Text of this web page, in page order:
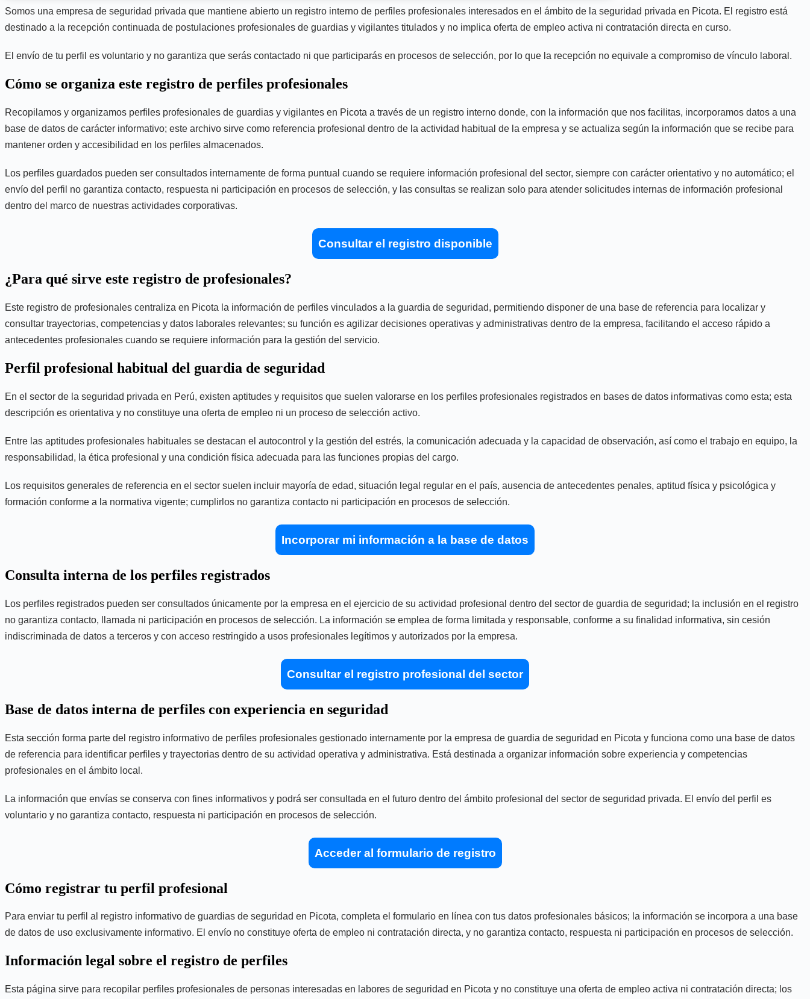
Somos una empresa de seguridad privada que mantiene abierto un registro interno de perfiles profesionales interesados en el ámbito de la seguridad privada en Picota. El registro está
destinado a la recepción continuada de postulaciones profesionales de guardias y vigilantes titulados y no implica oferta de empleo activa ni contratación directa en curso.
El envío de tu perfil es voluntario y no garantiza que serás contactado ni que participarás en procesos de selección, por lo que la recepción no equivale a compromiso de vínculo laboral.
Cómo se organiza este registro de perfiles profesionales
Recopilamos y organizamos perfiles profesionales de guardias y vigilantes en Picota a través de un registro interno donde, con la información que nos facilitas, incorporamos datos a una
base de datos de carácter informativo; este archivo sirve como referencia profesional dentro de la actividad habitual de la empresa y se actualiza según la información que se recibe para
mantener orden y accesibilidad en los perfiles almacenados.
Los perfiles guardados pueden ser consultados internamente de forma puntual cuando se requiere información profesional del sector, siempre con carácter orientativo y no automático; el
envío del perfil no garantiza contacto, respuesta ni participación en procesos de selección, y las consultas se realizan solo para atender solicitudes internas de información profesional
dentro del marco de nuestras actividades corporativas.
Consultar el registro disponible
¿Para qué sirve este registro de profesionales?
Este registro de profesionales centraliza en Picota la información de perfiles vinculados a la guardia de seguridad, permitiendo disponer de una base de referencia para localizar y
consultar trayectorias, competencias y datos laborales relevantes; su función es agilizar decisiones operativas y administrativas dentro de la empresa, facilitando el acceso rápido a
antecedentes profesionales cuando se requiere información para la gestión del servicio.
Perfil profesional habitual del guardia de seguridad
En el sector de la seguridad privada en Perú, existen aptitudes y requisitos que suelen valorarse en los perfiles profesionales registrados en bases de datos informativas como esta; esta
descripción es orientativa y no constituye una oferta de empleo ni un proceso de selección activo.
Entre las aptitudes profesionales habituales se destacan el autocontrol y la gestión del estrés, la comunicación adecuada y la capacidad de observación, así como el trabajo en equipo, la
responsabilidad, la ética profesional y una condición física adecuada para las funciones propias del cargo.
Los requisitos generales de referencia en el sector suelen incluir mayoría de edad, situación legal regular en el país, ausencia de antecedentes penales, aptitud física y psicológica y
formación conforme a la normativa vigente; cumplirlos no garantiza contacto ni participación en procesos de selección.
Incorporar mi información a la base de datos
Consulta interna de los perfiles registrados
Los perfiles registrados pueden ser consultados únicamente por la empresa en el ejercicio de su actividad profesional dentro del sector de guardia de seguridad; la inclusión en el registro
no garantiza contacto, llamada ni participación en procesos de selección. La información se emplea de forma limitada y responsable, conforme a su finalidad informativa, sin cesión
indiscriminada de datos a terceros y con acceso restringido a usos profesionales legítimos y autorizados por la empresa.
Consultar el registro profesional del sector
Base de datos interna de perfiles con experiencia en seguridad
Esta sección forma parte del registro informativo de perfiles profesionales gestionado internamente por la empresa de guardia de seguridad en Picota y funciona como una base de datos
de referencia para identificar perfiles y trayectorias dentro de su actividad operativa y administrativa. Está destinada a organizar información sobre experiencia y competencias
profesionales en el ámbito local.
La información que envías se conserva con fines informativos y podrá ser consultada en el futuro dentro del ámbito profesional del sector de seguridad privada. El envío del perfil es
voluntario y no garantiza contacto, respuesta ni participación en procesos de selección.
Acceder al formulario de registro
Cómo registrar tu perfil profesional
Para enviar tu perfil al registro informativo de guardias de seguridad en Picota, completa el formulario en línea con tus datos profesionales básicos; la información se incorpora a una base
de datos de uso exclusivamente informativo. El envío no constituye oferta de empleo ni contratación directa, y no garantiza contacto, respuesta ni participación en procesos de selección.
Información legal sobre el registro de perfiles
Esta página sirve para recopilar perfiles profesionales de personas interesadas en labores de seguridad en Picota y no constituye una oferta de empleo activa ni contratación directa; los